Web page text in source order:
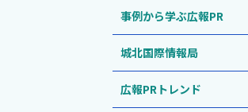
事例から学ぶ広報PR
城北国際情報局
広報PRトレンド